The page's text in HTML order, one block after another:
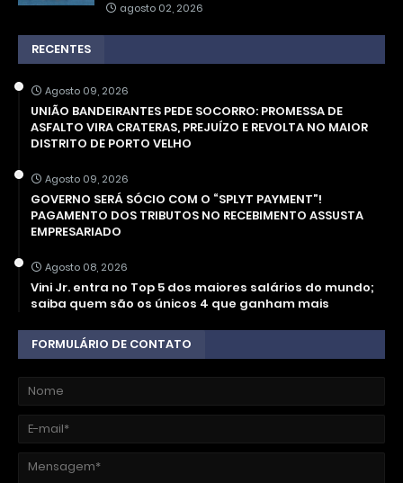
agosto 02, 2026
RECENTES
Agosto 09, 2026
UNIÃO BANDEIRANTES PEDE SOCORRO: PROMESSA DE
ASFALTO VIRA CRATERAS, PREJUÍZO E REVOLTA NO MAIOR
DISTRITO DE PORTO VELHO
Agosto 09, 2026
GOVERNO SERÁ SÓCIO COM O “SPLYT PAYMENT”!
PAGAMENTO DOS TRIBUTOS NO RECEBIMENTO ASSUSTA
EMPRESARIADO
Agosto 08, 2026
Vini Jr. entra no Top 5 dos maiores salários do mundo;
saiba quem são os únicos 4 que ganham mais
FORMULÁRIO DE CONTATO